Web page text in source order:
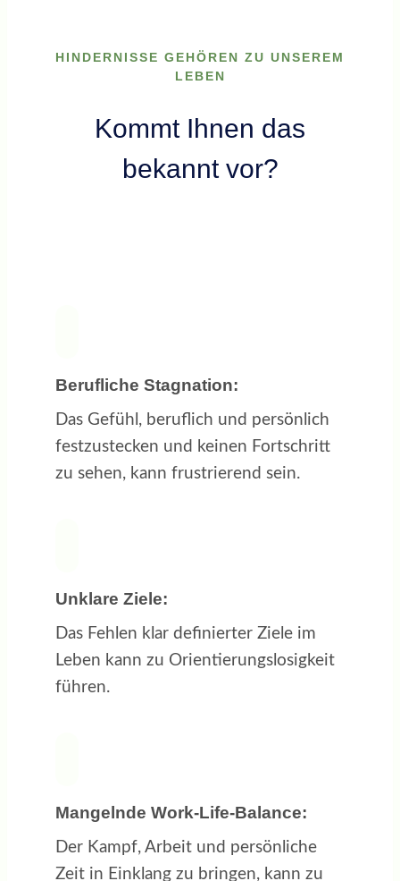
HINDERNISSE GEHÖREN ZU UNSEREM
LEBEN
Kommt Ihnen das
bekannt vor?
Berufliche Stagnation:
Das Gefühl, beruflich und persönlich
festzustecken und keinen Fortschritt
zu sehen, kann frustrierend sein.
Unklare Ziele:
Das Fehlen klar definierter Ziele im
Leben kann zu Orientierungslosigkeit
führen.
Mangelnde Work-Life-Balance:
Der Kampf, Arbeit und persönliche
Zeit in Einklang zu bringen, kann zu